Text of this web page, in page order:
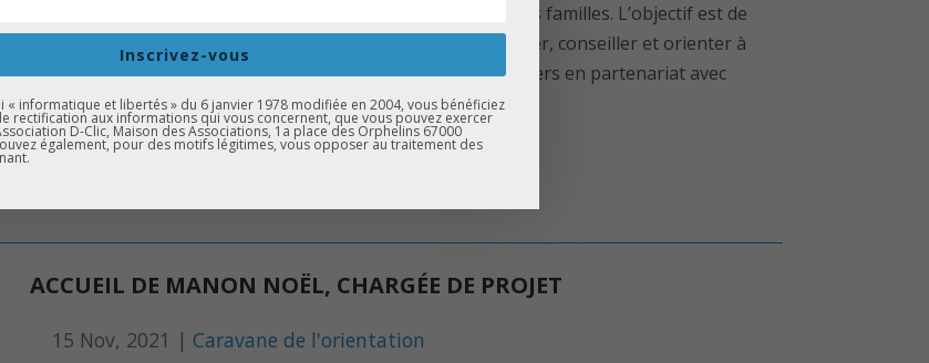
marchés…) afin de toucher à la fois les jeunes mais aussi leurs familles. L’objectif est de
désacraliser les questions autour de l’orientation et d’informer, conseiller et orienter à
travers la tenue de stands d’information et l’animation d’ateliers en partenariat avec
d’autres...
en savoir +
ACCUEIL DE MANON NOËL, CHARGÉE DE PROJET
15 Nov, 2021 | Caravane de l'orientation
Inscrivez-vous
« informatique et libertés » du 6 janvier 1978 modifiée en 2004, vous bénéficiez
rectification aux informations qui vous concernent, que vous pouvez exercer
D-Clic, Maison des Associations, 1a place des Orphelins 67000
également, pour des motifs légitimes, vous opposer au traitement des